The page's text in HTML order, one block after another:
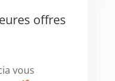
offres
vous